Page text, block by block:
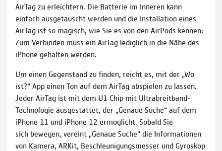
AirTag zu erleichtern. Die Batterie im Inneren kann
einfach ausgetauscht werden und die Installation eines
AirTag ist so magisch, wie Sie es von den AirPods kennen:
Zum Verbinden muss ein AirTag lediglich in die Nähe des
iPhone gehalten werden.
Um einen Gegenstand zu finden, reicht es, mit der „Wo
ist?“ App einen Ton auf dem AirTag abspielen zu lassen.
Jeder AirTag ist mit dem U1 Chip mit Ultrabreitband-
Technologie ausgestattet, der „Genaue Suche“ auf dem
iPhone 11 und iPhone 12 ermöglicht. Sobald Sie
sich bewegen, vereint „Genaue Suche“ die Informationen
von Kamera, ARKit, Beschleunigungsmesser und Gyroskop